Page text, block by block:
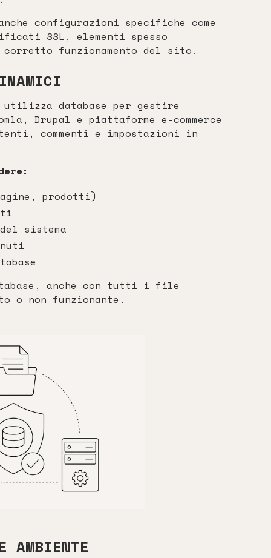
configurazioni specifiche come
SSL, elementi spesso
funzionamento del sito.
database per gestire
Drupal e piattaforme e-commerce
commenti e impostazioni in
prodotti)
sistema
anche con tutti i file
non funzionante.
AMBIENTE